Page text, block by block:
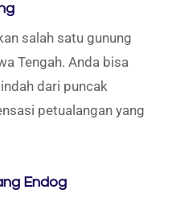
salah satu gunung
Tengah. Anda bisa
dari puncak
petualangan yang
Endog